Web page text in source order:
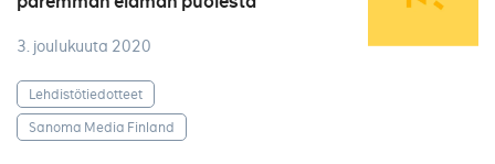
3. joulukuuta 2020
Lehdistötiedotteet
Sanoma Media Finland